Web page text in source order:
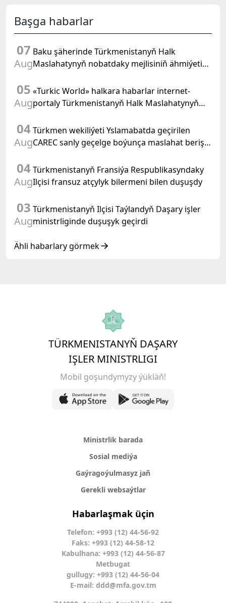
Başga habarlar
07
Aug
Baku şäherinde Türkmenistanyň Halk
Maslahatynyň nobatdaky mejlisiniň ähmiýetine
Kararnamasyna bagyşlanan maslahat geçirildi
05
Aug
«Turkic World» halkara habarlar internet-
portaly Türkmenistanyň Halk Maslahatynyň
beýan eder
04
Aug
Türkmen wekiliýeti Yslamabatda geçirilen
CAREC sanly geçelge boýunça maslahat beriş
04
Aug
Türkmenistanyň Fransiýa Respublikasyndaky
Ilçisi fransuz atçylyk bilermeni bilen duşuşdy
03
Aug
Türkmenistanyň Ilçisi Taýlandyň Daşary işler
ministrliginde duşuşyk geçirdi
Ähli habarlary görmek
TÜRKMENISTANYŇ DAŞARY
IŞLER MINISTRLIGI
Mobil goşundymyzy ýükläň!
Ministrlik barada
Sosial mediýa
Gaýragoýulmasyz jaň
Gerekli websaýtlar
Habarlaşmak üçin
Telefon: +993 (12) 44-56-92
Faks: +993 (12) 44-58-12
Kabulhana: +993 (12) 44-56-87
Metbugat
gullugy: +993 (12) 44-56-04
E-mail: ddd@mfa.gov.tm